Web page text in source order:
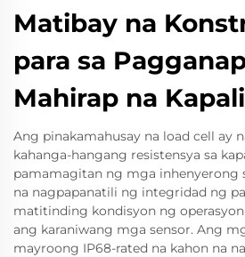
Matibay na
para sa
Mahirap na
Ang pinakamahusay na load cell ay
kahanga-hangang resistensya sa
pamamagitan ng mga inhenyerong
na nagpapanatili ng integridad ng
matitinding kondisyon ng
ang karaniwang mga sensor. Ang
mayroong IP68-rated na kahon na